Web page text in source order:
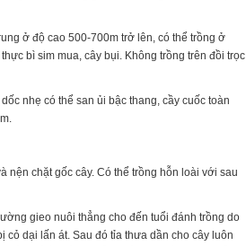
ở độ cao 500-700m trở lên, có thể trồng ở
bì sim mua, cây bụi. Không trồng trên đồi trọc
nhẹ có thể san ủi bậc thang, cầy cuốc toàn
nện chặt gốc cây. Có thể trồng hỗn loài với sau
gieo nuôi thẳng cho đến tuổi đánh trồng do
dại lấn át. Sau đó tỉa thưa dần cho cây luôn